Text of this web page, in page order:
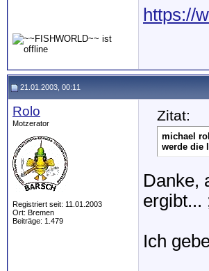
https://
21.01.2003, 00:11
Rolo
Motzerator
Registriert seit: 11.01.2003
Ort: Bremen
Beiträge: 1.479
Zitat:
michael
werde die
Danke,
ergibt...
Ich